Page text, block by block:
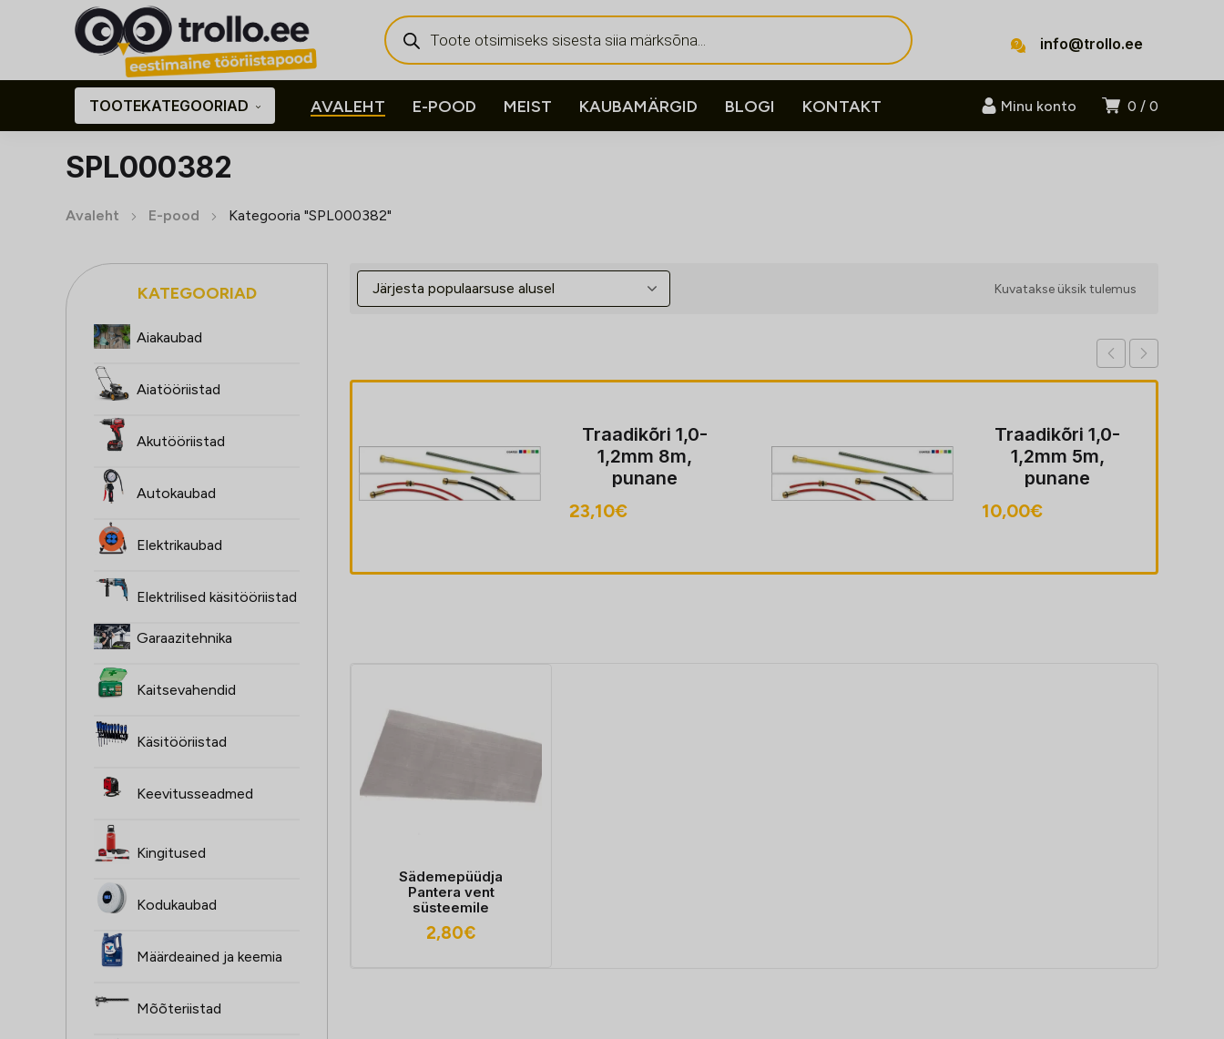
Products
search
info@trollo.ee
0 0
Minu konto
TOOTEKATEGOORIAD AVALEHT E-POOD MEIST KAUBAMÄRGID BLOGI KONTAKT
SPL000382
Avaleht E-pood Kategooria "SPL000382"
KATEGOORIAD
Aiakaubad
Aiatööriistad
Akutööriistad
Autokaubad
Elektrikaubad
Elektrilised käsitööriistad
Garaazitehnika
Kaitsevahendid
Käsitööriistad
Keevitusseadmed
Kingitused
Kodukaubad
Määrdeained ja keemia
Mõõteriistad
Kuvatakse üksik tulemus
Traadikõri 1,0-
punane Fronius
Traadikõri 1,0-
1,2mm 8m,
punane
23,10€
Traadikõri 1,0-
1,2mm 5m,
punane
10,00€
Sädemepüüdja
Pantera vent
süsteemile
2,80€